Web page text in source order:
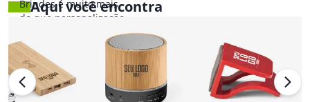
Brindes é muito mais
do que personalização.
Aqui você encontra